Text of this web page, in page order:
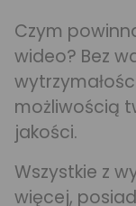
Czym
wideo? Bez
możliwością
jakości.
Wszystkie z
więcej,